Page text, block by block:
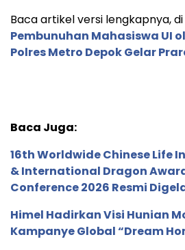
Baca artikel versi lengkapnya, di
Pembunuhan Mahasiswa UI
Polres Metro Depok Gelar
Baca Juga:
16th Worldwide Chinese Life
& International Dragon
Conference 2026 Resmi
Himel Hadirkan Visi Hunian
Kampanye Global “Dream